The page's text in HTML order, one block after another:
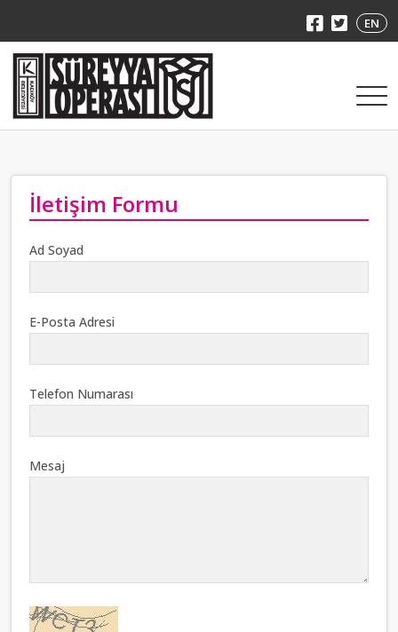
EN
İletişim Formu
Ad Soyad
E-Posta Adresi
Telefon Numarası
Mesaj